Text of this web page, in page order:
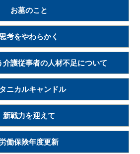
お墓のこと
考をやわらかく
介護従事者の人材不足について
ニカルキャンドル
新戦力を迎えて
働保険年度更新